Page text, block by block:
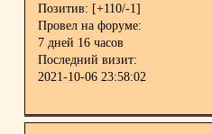
Позитив: [+110/-1]
Провел на форуме:
7 дней 16 часов
Последний визит:
2021-10-06 23:58:02